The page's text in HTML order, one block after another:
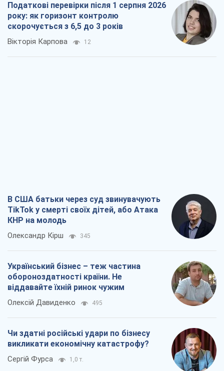
Податкові перевірки після 1 серпня 2026
року: як горизонт контролю
скорочується з 6,5 до 3 років
Вікторія Карпова 12
В США батьки через суд звинувачують
TikTok у смерті своїх дітей, або Атака
КНР на молодь
Олександр Кірш 345
Український бізнес – теж частина
обороноздатності країни. Не
віддавайте їхній ринок чужим
Олексій Давиденко 495
Чи здатні російські удари по бізнесу
викликати економічну катастрофу?
Сергій Фурса 1,0 т.